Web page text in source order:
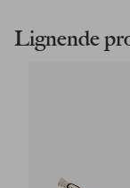
Lignende